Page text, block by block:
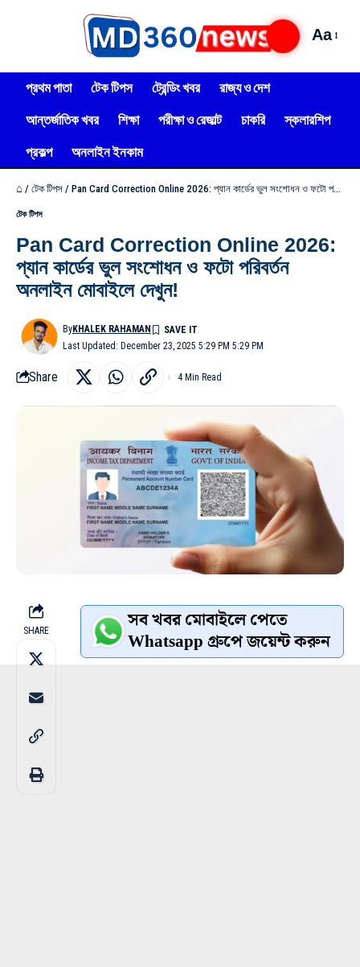
Aa
প্রথম পাতা টেক টিপস ট্রেন্ডিং খবর
রাজ্য ও দেশ
আন্তর্জাতিক খবর
শিক্ষা পরীক্ষা ও রেজাল্ট চাকরি
স্কলারশিপ
প্রকল্প
অনলাইন ইনকাম
⌂ / টেক টিপস / Pan Card Correction Online 2026: প্যান কার্ডের ভুল সংশোধন ও ফটো পরিবর্তন অনলাইন মোবাইলে দেখুন!
টেক টিপস
Pan Card Correction Online 2026:
প্যান কার্ডের ভুল সংশোধন ও ফটো পরিবর্তন
অনলাইন মোবাইলে দেখুন!
Last Updated: December 23, 2025 5:29 PM 5:29 PM
ByKHALEK RAHAMAN
Share 4 Min Read
SHARE সব খবর মোবাইলে পেতে
Whatsapp গ্রুপে জয়েন্ট করুন